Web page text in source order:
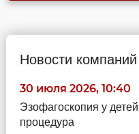
Новости компаний
30 июля 2026, 10:40
Эзофагоскопия у
процедура